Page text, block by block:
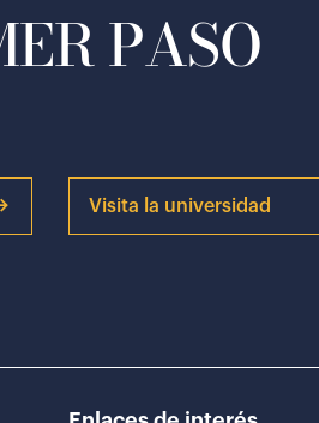
PASO
Visita la universidad